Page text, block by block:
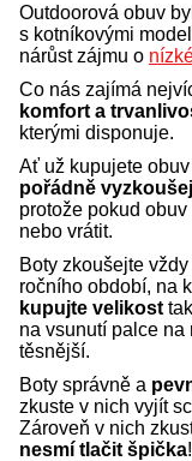
Outdoorová obuv
s kotníkovými
nárůst zájmu o
Co nás zajímá
komfort a
kterými disponuje.
Ať už kupujete
pořádně
protože pokud
nebo vrátit.
Boty zkoušejte vždy
ročního období, na
kupujte velikost
na vsunutí palce na
těsnější.
Boty správně a
zkuste v nich vyjít
Zároveň v nich
nesmí tlačit špička!